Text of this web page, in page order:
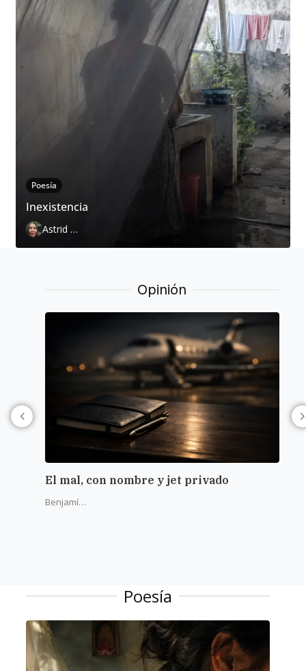
Poesía
Inexistencia
Astrid Cervantes
Opinión
El mal, con nombre y jet privado
Benjamín Alba
Poesía